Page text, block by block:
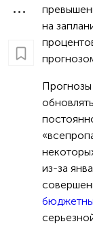
на
Прогнозы
из-за